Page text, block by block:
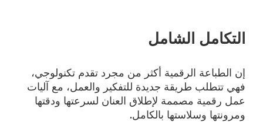
التكامل الشامل
إن الطباعة الرقمية أكثر من مجرد تقدم تكنولوجي،
فهي تتطلب طريقة جديدة للتفكير والعمل، مع آليات
عمل رقمية مصممة لإطلاق العنان لسرعتها ودقتها
ومرونتها وسلاستها بالكامل.